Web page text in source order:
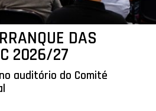
DAS
2026/27
auditório do Comité